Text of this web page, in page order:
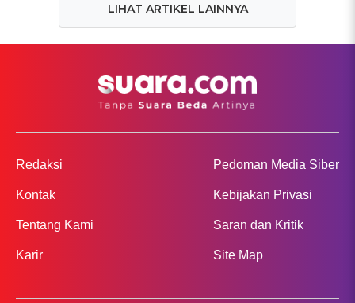
LIHAT ARTIKEL LAINNYA
Redaksi
Kontak
Tentang Kami
Karir
Pedoman Media Siber
Kebijakan Privasi
Saran dan Kritik
Site Map